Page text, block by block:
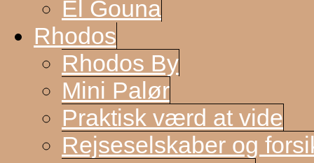
El Gouna
Rhodos
Rhodos By
Mini Palør
Praktisk værd at vide
Rejseselskaber og